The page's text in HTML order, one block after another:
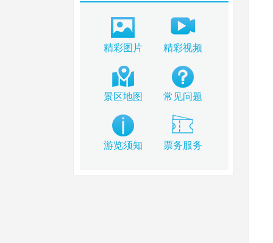
精彩图片 精彩视频
景区地图 常见问题
游览须知 票务服务